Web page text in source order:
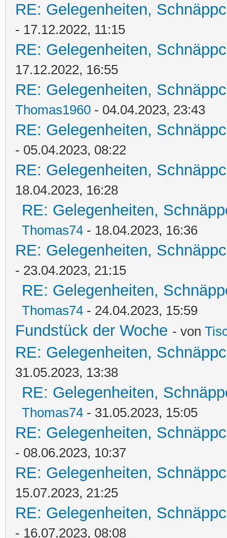
RE: Gelegenheiten,
- 17.12.2022, 11:15
RE: Gelegenheiten,
17.12.2022, 16:55
RE: Gelegenheiten,
Thomas1960 - 04.04.2023, 23:43
RE: Gelegenheiten,
- 05.04.2023, 08:22
RE: Gelegenheiten,
18.04.2023, 16:28
RE: Gelegenheiten,
Thomas74 - 18.04.2023, 16:36
RE: Gelegenheiten,
- 23.04.2023, 21:15
RE: Gelegenheiten,
Thomas74 - 24.04.2023, 15:59
Fundstück der Woche - von
RE: Gelegenheiten,
31.05.2023, 13:38
RE: Gelegenheiten,
Thomas74 - 31.05.2023, 15:05
RE: Gelegenheiten,
- 08.06.2023, 10:37
RE: Gelegenheiten,
15.07.2023, 21:25
RE: Gelegenheiten,
- 16.07.2023, 08:08